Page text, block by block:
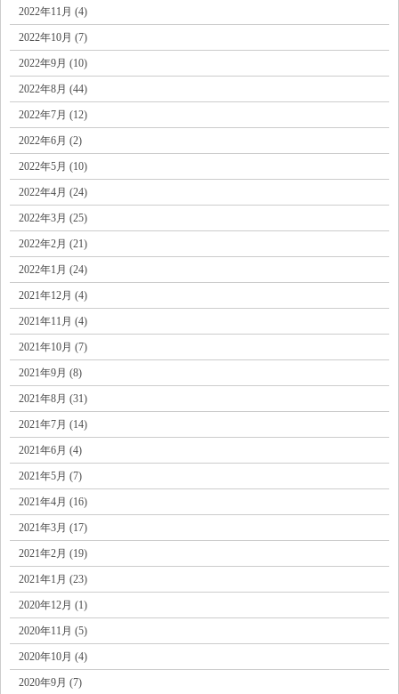
2022年11月 (4)
2022年10月 (7)
2022年9月 (10)
2022年8月 (44)
2022年7月 (12)
2022年6月 (2)
2022年5月 (10)
2022年4月 (24)
2022年3月 (25)
2022年2月 (21)
2022年1月 (24)
2021年12月 (4)
2021年11月 (4)
2021年10月 (7)
2021年9月 (8)
2021年8月 (31)
2021年7月 (14)
2021年6月 (4)
2021年5月 (7)
2021年4月 (16)
2021年3月 (17)
2021年2月 (19)
2021年1月 (23)
2020年12月 (1)
2020年11月 (5)
2020年10月 (4)
2020年9月 (7)